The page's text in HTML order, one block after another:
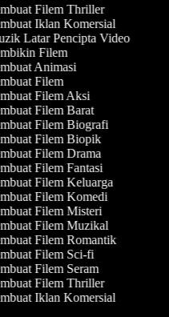
Filem Thriller
Iklan Komersial
Latar Pencipta Video
Filem
Animasi
Filem
Filem Aksi
Filem Barat
Filem Biografi
Filem Biopik
Filem Drama
Filem Fantasi
Filem Keluarga
Filem Komedi
Filem Misteri
Filem Muzikal
Filem Romantik
Filem Sci-fi
Filem Seram
Filem Thriller
Iklan Komersial